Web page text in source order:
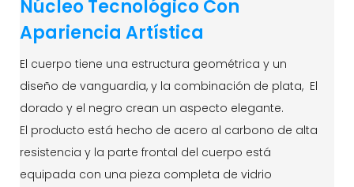
Núcleo Tecnológico Con
Apariencia Artística
El cuerpo tiene una estructura geométrica y un
diseño de vanguardia, y la combinación de plata, El
dorado y el negro crean un aspecto elegante.
El producto está hecho de acero al carbono de alta
resistencia y la parte frontal del cuerpo está
equipada con una pieza completa de vidrio